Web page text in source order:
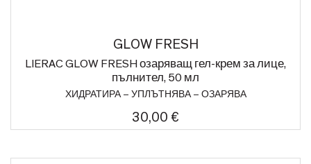
GLOW FRESH
LIERAC GLOW FRESH озаряващ гел-крем за лице,
пълнител, 50 мл
ХИДРАТИРА – УПЛЪТНЯВА – ОЗАРЯВА
30,00 €